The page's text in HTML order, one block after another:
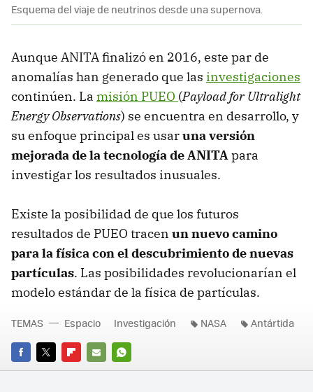
Esquema del viaje de neutrinos desde una supernova.
Aunque ANITA finalizó en 2016, este par de
anomalías han generado que las investigaciones
continúen. La misión PUEO (Payload for Ultralight
Energy Observations) se encuentra en desarrollo, y
su enfoque principal es usaruna versión
mejorada de la tecnología de ANITA para
investigar los resultados inusuales.
Existe la posibilidad de que los futuros
resultados de PUEO tracen un nuevo camino
para la física con el descubrimiento de nuevas
partículas. Las posibilidades revolucionarían el
modelo estándar de la física de partículas.
FACEBOOK
TWITTERFLIPBOARD
E-
WHATSAPP
TEMAS Espacio Investigación NASA Antártida